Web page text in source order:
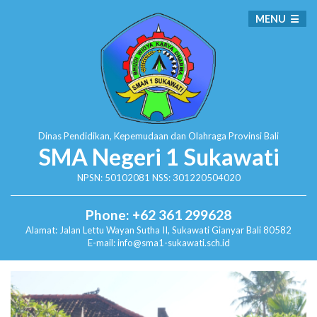
Dinas Pendidikan, Kepemudaan dan Olahraga Provinsi Bali
SMA Negeri 1 Sukawati
NPSN: 50102081 NSS: 301220504020
Phone: +62 361 299628
Alamat: Jalan Lettu Wayan Sutha II, SukawatiGianyar Bali 80582
E-mail: info@sma1-sukawati.sch.id
MENU